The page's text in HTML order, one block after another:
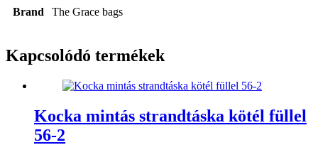
Brand The Grace bags
Kapcsolódó termékek
Kocka mintás strandtáska kötél füllel
56-2